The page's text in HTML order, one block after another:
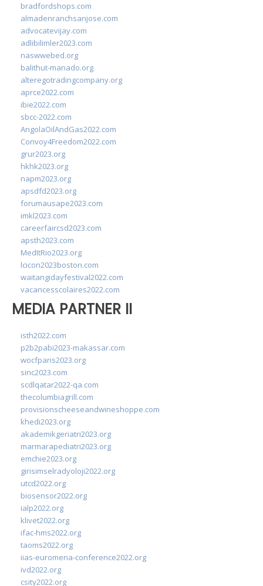
bradfordshops.com
almadenranchsanjose.com
advocatevijay.com
adlibilimler2023.com
naswwebed.org
balithut-manado.org
alteregotradingcompany.org
aprce2022.com
ibie2022.com
sbcc-2022.com
AngolaOilAndGas2022.com
Convoy4Freedom2022.com
grur2023.org
hkhk2023.org
napm2023.org
apsdfd2023.org
forumausape2023.com
imkl2023.com
careerfaircsd2023.com
apsth2023.com
MedItRio2023.org
lcicon2023boston.com
waitangidayfestival2022.com
vacancesscolaires2022.com
MEDIA PARTNER II
isth2022.com
p2b2pabi2023-makassar.com
wocfparis2023.org
sinc2023.com
scdlqatar2022-qa.com
thecolumbiagrill.com
provisionscheeseandwineshoppe.com
khedi2023.org
akademikgeriatri2023.org
marmarapediatri2023.org
emchie2023.org
girisimselradyoloji2022.org
utcd2022.org
biosensor2022.org
ialp2022.org
klivet2022.org
ifac-hms2022.org
taoms2022.org
iias-euromena-conference2022.org
ivd2022.org
csity2022.org